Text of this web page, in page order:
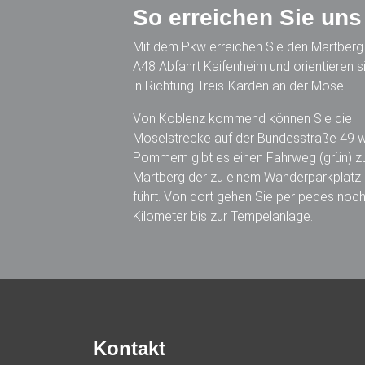
So erreichen Sie uns
Mit dem Pkw erreichen Sie den
A48 Abfahrt Kaifenheim und orientieren
in Richtung Treis-Karden an der Mosel.
Von Koblenz kommend können Sie die
Moselstrecke auf der Bundesstraße 49
Pommern gibt es einen Fahrweg (grün)
Martberg der zu einem Wanderparkplatz
führt. Von dort gehen Sie per pedes
Kilometer bis zur Tempelanlage.
Kontakt